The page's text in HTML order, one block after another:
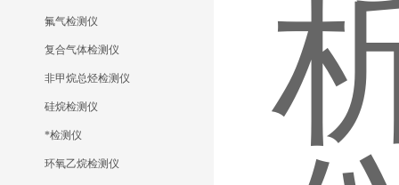
氟气检测仪
复合气体检测仪
非甲烷总烃检测仪
硅烷检测仪
*检测仪
环氧乙烷检测仪